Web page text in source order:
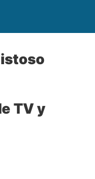
TV y